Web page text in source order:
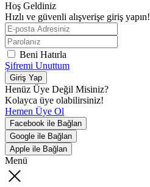
Hoş Geldiniz
Hızlı ve güvenli alışverişe giriş yapın!
Beni Hatırla
Şifremi Unuttum
Giriş Yap
Henüz Üye Değil Misiniz?
Kolayca üye olabilirsiniz!
Hemen Üye Ol
Facebook ile Bağlan
Google ile Bağlan
Apple ile Bağlan
Menü